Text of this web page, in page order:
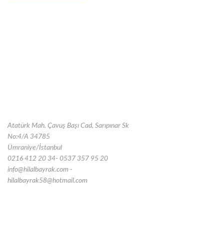
Atatürk Mah. Çavuş Başı Cad, Sarıpınar Sk
No:4/A 34785
Ümraniye/İstanbul
0216 412 20 34- 0537 357 95 20
info@hilalbayrak.com -
hilalbayrak58@hotmail.com